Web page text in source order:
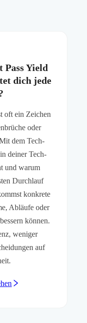
Yield
dich jede
oft ein Zeichen
oder
dem Tech-
deiner Tech-
und warum
Durchlauf
konkrete
Abläufe oder
können.
weniger
auf